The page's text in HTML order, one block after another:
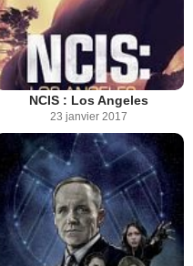
NCIS : Los Angeles
23 janvier 2017